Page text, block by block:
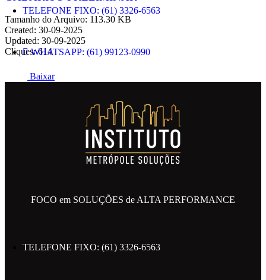
TELEFONE FIXO: (61) 3326-6563
WHATSAPP: (61) 99123-0990
CENTRO EMPRESARIAL NORTE.
EMAIL: contato@metropolesolucoes.com.br
Tamanho do Arquivo: 113.30 KB
Created: 30-09-2025
Updated: 30-09-2025
Cliques: 614
Baixar
FOCO em SOLUÇÕES de ALTA PERFORMANCE
TELEFONE FIXO: (61) 3326-6563